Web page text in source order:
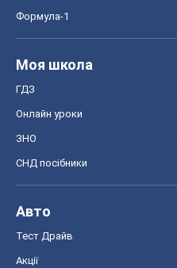
Формула-1
Моя школа
ГДЗ
Онлайн уроки
ЗНО
СНД посібники
Авто
Тест Драйв
Акції